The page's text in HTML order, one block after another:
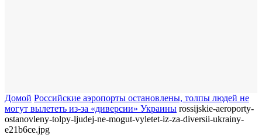
Домой Российские аэропорты остановлены, толпы людей не
могут вылететь из-за «диверсии» Украины rossijskie-aeroporty-
ostanovleny-tolpy-ljudej-ne-mogut-vyletet-iz-za-diversii-ukrainy-
e21b6ce.jpg